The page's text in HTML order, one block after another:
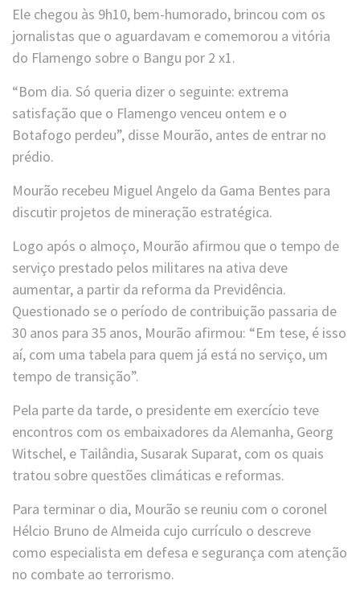
Ele chegou às 9h10, bem-humorado, brincou com os
jornalistas que o aguardavam e comemorou a vitória
do Flamengo sobre o Bangu por 2 x1.
“Bom dia. Só queria dizer o seguinte: extrema
satisfação que o Flamengo venceu ontem e o
Botafogo perdeu”, disse Mourão, antes de entrar no
prédio.
Mourão recebeu Miguel Angelo da Gama Bentes para
discutir projetos de mineração estratégica.
Logo após o almoço, Mourão afirmou que o tempo de
serviço prestado pelos militares na ativa deve
aumentar, a partir da reforma da Previdência.
Questionado se o período de contribuição passaria de
30 anos para 35 anos, Mourão afirmou: “Em tese, é isso
aí, com uma tabela para quem já está no serviço, um
tempo de transição”.
Pela parte da tarde, o presidente em exercício teve
encontros com os embaixadores da Alemanha, Georg
Witschel, e Tailândia, Susarak Suparat, com os quais
tratou sobre questões climáticas e reformas.
Para terminar o dia, Mourão se reuniu com o coronel
Hélcio Bruno de Almeida cujo currículo o descreve
como especialista em defesa e segurança com atenção
no combate ao terrorismo.